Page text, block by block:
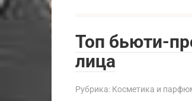
Топ бьюти-
лица
Рубрика: Косметика и